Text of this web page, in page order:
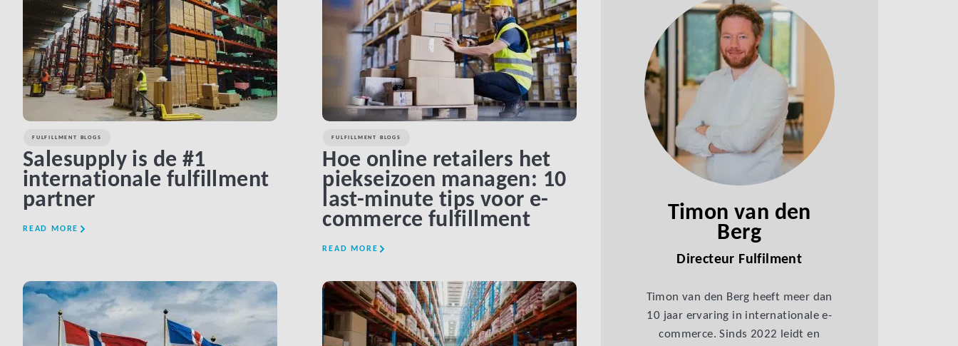
FULFILLMENT BLOGS
Salesupply is de #1
internationale fulfillment
partner
READ MORE
FULFILLMENT BLOGS
Hoe online retailers het
piekseizoen managen: 10
last-minute tips voor e-
commerce fulfillment
READ MORE
LINK BTN LINK BTN
Timon van den
Berg
Directeur Fulfilment
Timon van den Berg heeft meer dan
10 jaar ervaring in internationale e-
commerce. Sinds 2022 leidt en